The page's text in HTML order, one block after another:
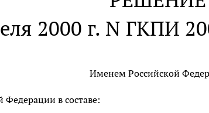
2000 г. N ГКПИ
Именем Российской
в составе: